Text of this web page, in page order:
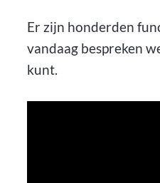
Er zijn honderden
vandaag bespreken
kunt.